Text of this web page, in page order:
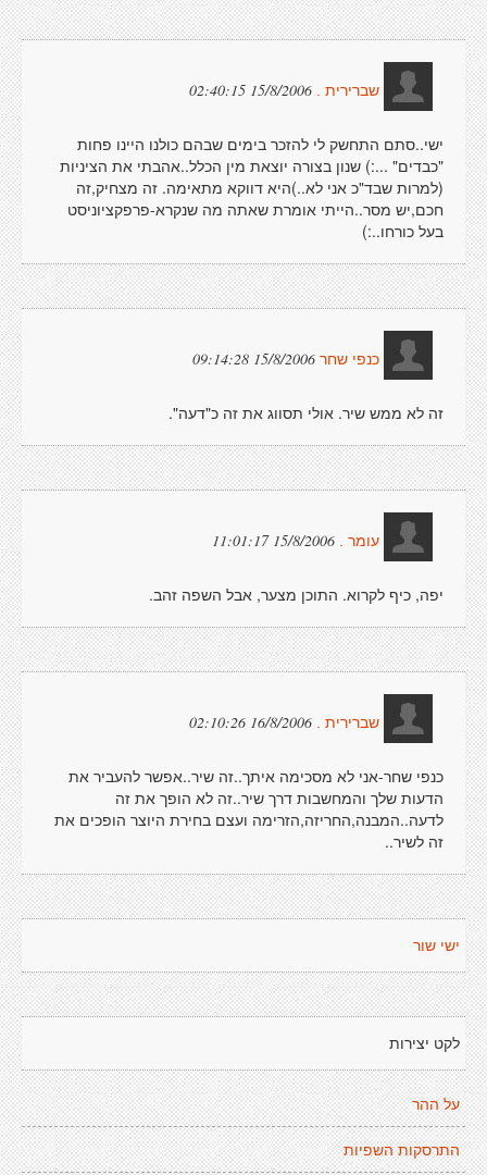
שברירית . 15/8/2006 02:40:15
ישי..סתם התחשק לי להזכר בימים שבהם כולנו היינו פחות
"כבדים" ...:) שנון בצורה יוצאת מין הכלל..אהבתי את הציניות
(למרות שבד"כ אני לא..)היא דווקא מתאימה. זה מצחיק,זה
חכם,יש מסר..הייתי אומרת שאתה מה שנקרא-פרפקציוניסט
בעל כורחו..:)
כנפי שחר 15/8/2006 09:14:28
זה לא ממש שיר. אולי תסווג את זה כ"דעה".
עומר . 15/8/2006 11:01:17
יפה, כיף לקרוא. התוכן מצער, אבל השפה זהב.
שברירית . 16/8/2006 02:10:26
כנפי שחר-אני לא מסכימה איתך..זה שיר..אפשר להעביר את
הדעות שלך והמחשבות דרך שיר..זה לא הופך את זה
לדעה..המבנה,החריזה,הזרימה ועצם בחירת היוצר הופכים את
זה לשיר..
ישי שור
לקט יצירות
על ההר
התרסקות השפיות